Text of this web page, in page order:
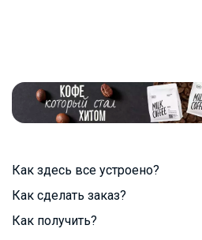
Как здесь все устроено?
Как сделать заказ?
Как получить?